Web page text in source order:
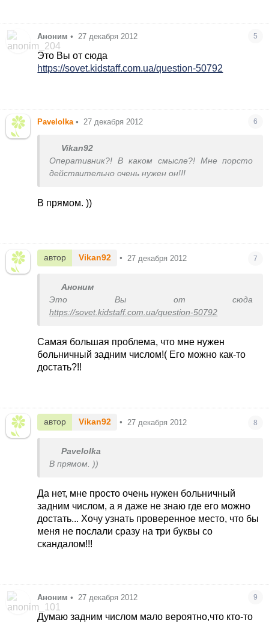
Аноним • 27 декабря 2012 5
Это Вы от сюда
https://sovet.kidstaff.com.ua/question-50792
Pavelolka • 27 декабря 2012 6
Vikan92
Оперативник?! В каком смысле?! Мне порсто
действительно очень нужен он!!!
В прямом. ))
автор Vikan92 • 27 декабря 2012 7
Аноним
Это Вы от сюда
https://sovet.kidstaff.com.ua/question-50792
Самая большая проблема, что мне нужен
больничный задним числом!( Его можно как-то
достать?!!
автор Vikan92 • 27 декабря 2012 8
Pavelolka
В прямом. ))
Да нет, мне просто очень нужен больничный
задним числом, а я даже не знаю где его можно
достать... Хочу узнать проверенное место, что бы
меня не послали сразу на три буквы со
скандалом!!!
Аноним • 27 декабря 2012 9
Думаю задним числом мало вероятно,что кто-то